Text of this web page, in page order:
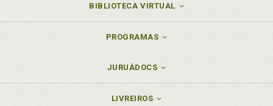
BIBLIOTECA VIRTUAL
PROGRAMAS
JURUÁDOCS
LIVREIROS